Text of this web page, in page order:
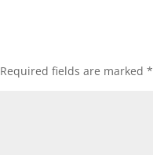
Required fields are marked*